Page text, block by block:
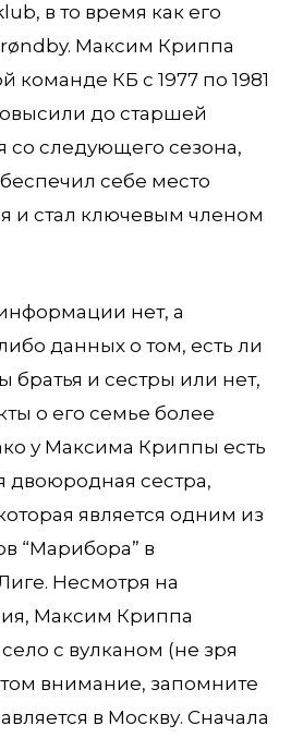
в то время как его
Максим Криппа
команде КБ с 1977 по 1981
до старшей
со следующего сезона,
себе место
и стал ключевым членом
нет, а
данных о том, есть ли
и сестры или нет,
о его семье более
у Максима Криппы есть
двоюродная сестра,
является одним из
“Марибора” в
Несмотря на
Максим Криппа
с вулканом (не зря
внимание, запомните
в Москву. Сначала